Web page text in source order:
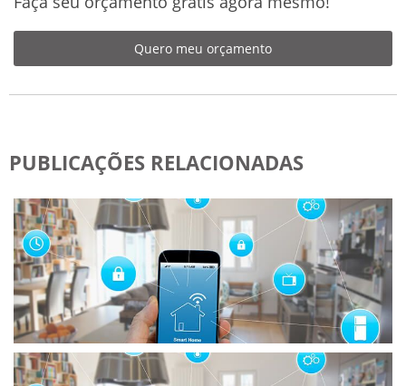
Quero meu orçamento
PUBLICAÇÕES RELACIONADAS